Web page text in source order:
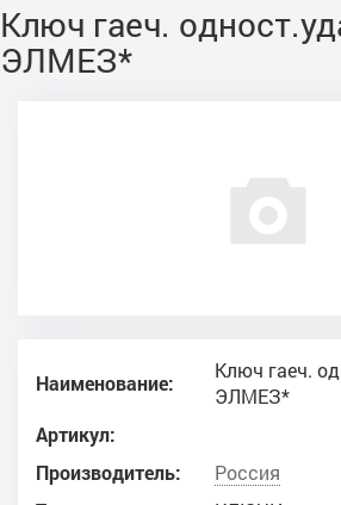
Ключ гаеч.
ЭЛМЕЗ*
Наименование:
Ключ гаеч.
ЭЛМЕЗ*
Артикул:
Производитель:
Россия